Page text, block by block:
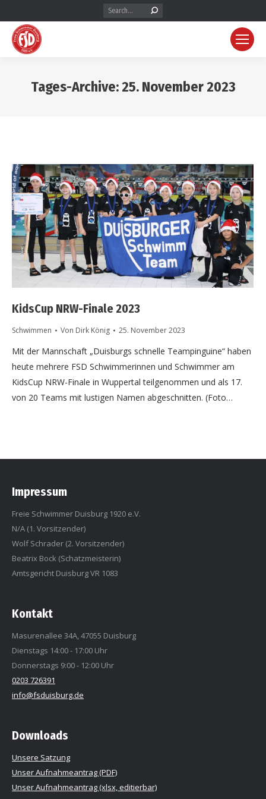
Search:
Tages-Archive:25. November 2023
KidsCup NRW-Finale 2023
Schwimmen Von Dirk König 25. November 2023
Mit der Mannschaft „Duisburgs schnelle Teampinguine“ haben
heute mehrere FSD Schwimmerinnen und Schwimmer am
KidsCup NRW-Finale in Wuppertal teilgenommen und als 17.
von 20 Teams mit lustigen Namen abgeschnitten. (Foto…
Impressum
Freie Schwimmer Duisburg 1920 e.V.
N/A (1. Vorsitzender)
Wolf Schrader (2. Vorsitzender)
Beatrix Bock (Schatzmeisterin)
Amtsgericht Duisburg VR 1083
Kontakt
Masurenallee 34A, 47055 Duisburg
Dienstags 14:00 - 17:00 Uhr
Donnerstags 9:00 - 12:00 Uhr
0203 726391
info@fsduisburg.de
Downloads
Unsere Satzung
Unser Aufnahmeantrag (PDF)
Unser Aufnahmeantrag (xlsx, editierbar)